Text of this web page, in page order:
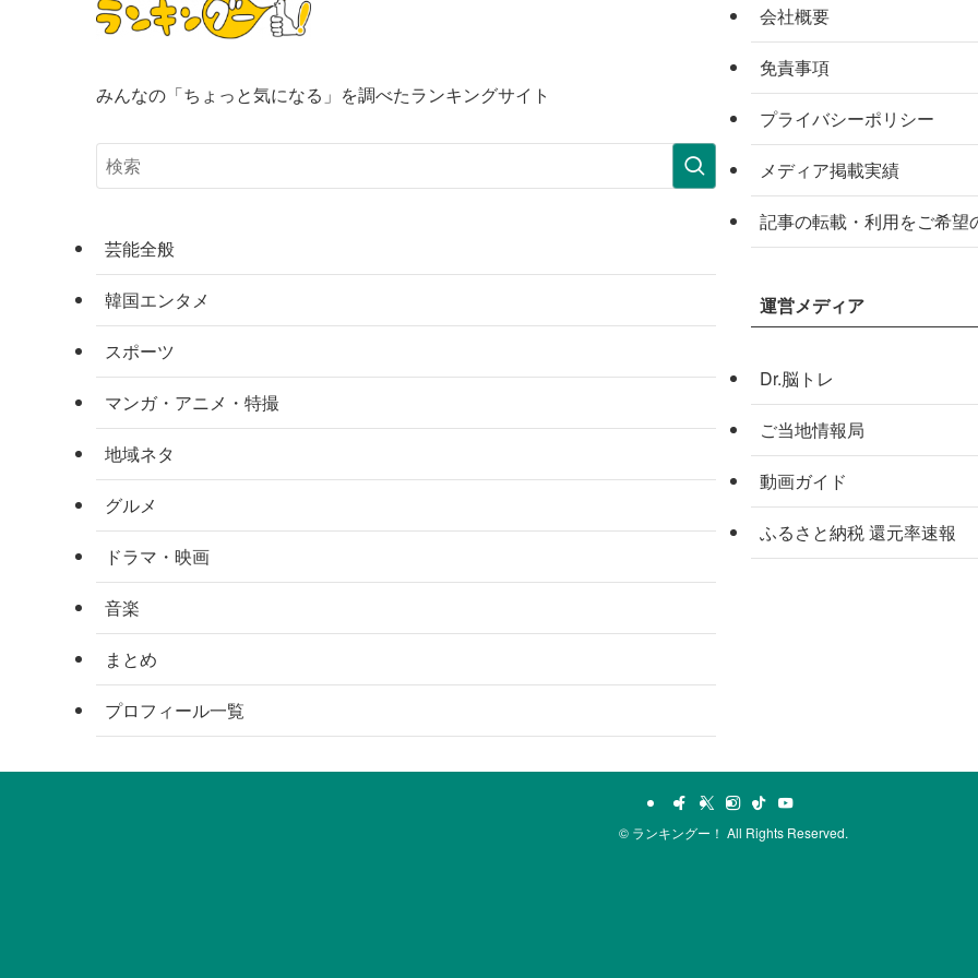
みんなの「ちょっと気になる」を調べたランキングサイト
芸能全般
韓国エンタメ
スポーツ
マンガ・アニメ・特撮
地域ネタ
グルメ
ドラマ・映画
音楽
まとめ
プロフィール一覧
会社概要
免責事項
プライバシーポリシー
メディア掲載実績
記事の転載・利用をご希望
運営メディア
Dr.脳トレ
ご当地情報局
動画ガイド
ふるさと納税 還元率速報
© ランキングー！ All Rights Reserved.